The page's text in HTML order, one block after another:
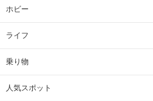
ホビー
ライフ
乗り物
人気スポット